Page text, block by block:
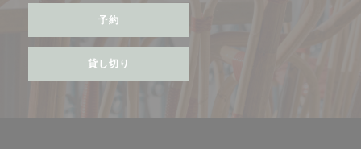
予約
貸し切り